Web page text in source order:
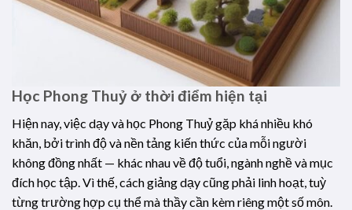
Học Phong Thuỷ ở thời điểm hiện tại
Hiện nay, việc dạy và học Phong Thuỷ gặp khá nhiều khó
khăn, bởi trình độ và nền tảng kiến thức của mỗi người
không đồng nhất — khác nhau về độ tuổi, ngành nghề và mục
đích học tập. Vì thế, cách giảng dạy cũng phải linh hoạt, tuỳ
từng trường hợp cụ thể mà thầy cần kèm riêng một số môn.